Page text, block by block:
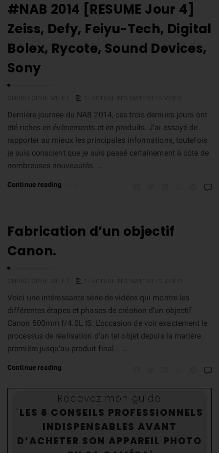
#NAB 2014 [RESUME Jour 4]
Zeiss, Defy, Feiyu-Tech, Digital
Bolex, Rycote, Sound Devices,
Sony
Dernière journée du NAB 2014, ces trois derniers jours ont
été riches en évènements et en produits. J’ai essayé de
rapporter au mieux les principales informations, toutefois
je suis conscient que je suis passé certainement à côté de
nombreuses nouveautés. …
Continue reading
Fabrication d’un objectif
Canon.
Voici une intéressante série de vidéos qui montre les
différentes étapes et phases de création d’un objectif
Canon 500mm f/4.0L IS. L’occasion de voir exactement le
processus de réalisation d’un tel objet depuis la matière
première jusqu’au produit final. …
Continue reading
Recevez mon guide
"LES 6 CONSEILS PROFESSIONNELS
INDISPENSABLES AVANT
D’ACHETER SON APPAREIL PHOTO